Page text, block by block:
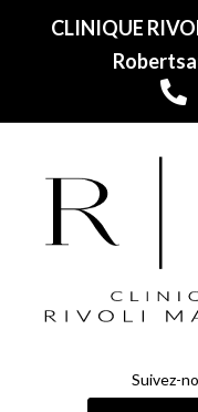
CLINIQUE
Suivez-